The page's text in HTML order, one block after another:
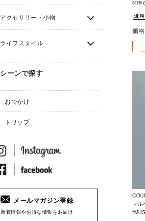
アクセサリー・小物
ライフスタイル
シーンで探す
おでかけ
トリップ
メールマガジン登録
新着情報やお得な情報をお届け
価
マル